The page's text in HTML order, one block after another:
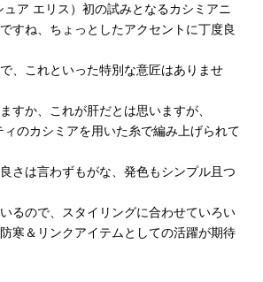
ア エリス）初の試みとなるカシミアニ
すね、ちょっとしたアクセントに丁度良
、これといった特別な意匠はありませ
すか、これが肝だとは思いますが、
のカシミアを用いた糸で編み上げられて
さは言わずもがな、発色もシンプル且つ
るので、スタイリングに合わせていろい
寒＆リンクアイテムとしての活躍が期待